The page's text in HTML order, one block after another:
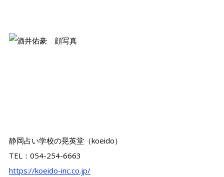
静岡占い学校の晃英堂（koeido）
TEL：054-254-6663
https://koeido-inc.co.jp/